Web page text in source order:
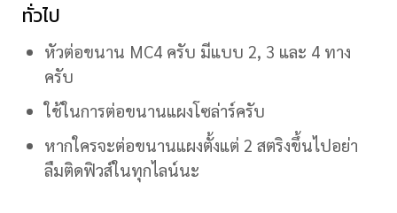
ทั่วไป
หัวต่อขนาน MC4 ครับ มีแบบ 2, 3 และ 4 ทาง
ครับ
ใช้ในการต่อขนานแผงโซล่าร์ครับ
หากใครจะต่อขนานแผงตั้งแต่ 2 สตริงขึ้นไปอย่า
ลืมติดฟิวส์ในทุกไลน์นะ